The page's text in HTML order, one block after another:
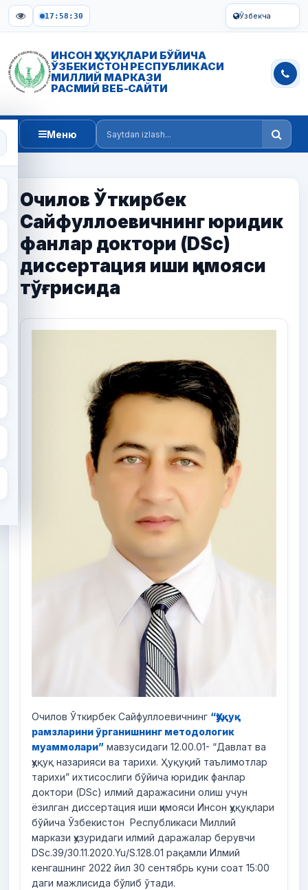
17:58:30 Ўзбекча
ИНСОН ҲУҚУҚЛАРИ БЎЙИЧА
ЎЗБЕКИСТОН РЕСПУБЛИКАСИ
МИЛЛИЙ МАРКАЗИ
РАСМИЙ ВЕБ-САЙТИ
Меню
Saytdan izlash
Очилов Ўткирбек
Сайфуллоевичнинг юридик
фанлар доктори (DSc)
диссертация иши ҳимояси
тўғрисида
Очилов Ўткирбек Сайфуллоевичнинг “Ҳуқуқ
рамзларини ўрганишнинг методологик
муаммолари” мавзусидаги 12.00.01- “Давлат ва
ҳуқуқ назарияси ва тарихи. Ҳуқуқий таълимотлар
тарихи” ихтисослиги бўйича юридик фанлар
доктори (DSc) илмий даражасини олиш учун
ёзилган диссертация иши ҳимояси Инсон ҳуқуқлари
бўйича Ўзбекистон Республикаси Миллий
маркази ҳузуридаги илмий даражалар берувчи
DSc.39/30.11.2020.Yu/S.128.01 рақамли Илмий
кенгашнинг 2022 йил 30 сентябрь куни соат 15:00
даги мажлисида бўлиб ўтади.